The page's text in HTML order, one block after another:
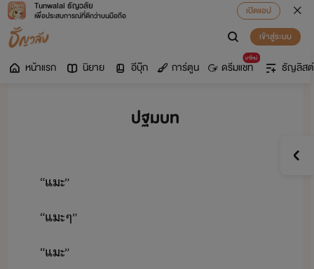
Tunwalai ธัญวลัย
เพื่อประสบการณ์ที่ดีกว่าบนมือถือ
เปิดแอป
เข้าสู่ระบบ
หน้าแรก นิยาย อีบุ๊ก การ์ตูน
มาใหม่
ดรีมแชท ธัญลิสต์
ปฐมบท
​“​แะ​”
​“​แะ​ๆ​”
​“​แะ​”